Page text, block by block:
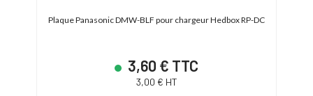
Plaque Panasonic DMW-BLF pour chargeur Hedbox RP-DC
3,60 € TTC
3,00 € HT